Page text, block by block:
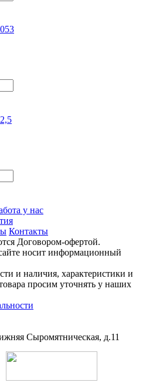
у нас
Контакты
Договором-офертой.
носит информационный
и наличия, характеристики и
просим уточнять у наших
Сыромятническая, д.11